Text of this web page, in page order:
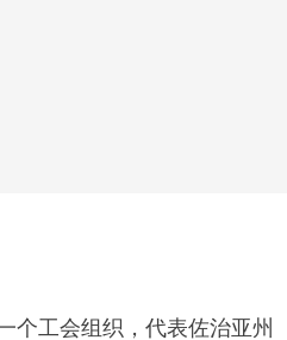
个工会组织，代表佐治亚州